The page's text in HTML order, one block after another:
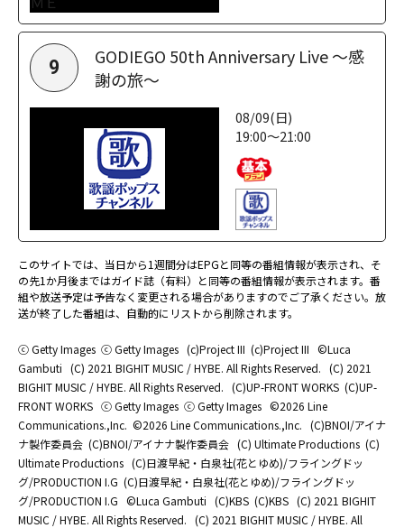
9
GODIEGO 50th Anniversary Live ～感
謝の旅～
08/09(日)
19:00～21:00
このサイトでは、当日から1週間分はEPGと同等の番組情報が表示され、そ
の先1か月後まではガイド誌（有料）と同等の番組情報が表示されます。番
組や放送予定は予告なく変更される場合がありますのでご了承ください。放
送が終了した番組は、自動的にリストから削除されます。
ⓒ Getty Images ⓒ Getty Images (c)Project III (c)Project III ©Luca
Gambuti (C) 2021 BIGHIT MUSIC / HYBE. All Rights Reserved. (C) 2021
BIGHIT MUSIC / HYBE. All Rights Reserved. (C)UP-FRONT WORKS (C)UP-
FRONT WORKS ⓒ Getty Images ⓒ Getty Images ©2026 Line
Communications.,Inc. ©2026 Line Communications.,Inc. (C)BNOI/アイナ
ナ製作委員会 (C)BNOI/アイナナ製作委員会 (C) Ultimate Productions (C)
Ultimate Productions (C)日渡早紀・白泉社(花とゆめ)/フライングドッ
グ/PRODUCTION I.G (C)日渡早紀・白泉社(花とゆめ)/フライングドッ
グ/PRODUCTION I.G ©Luca Gambuti (C)KBS (C)KBS (C) 2021 BIGHIT
MUSIC / HYBE. All Rights Reserved. (C) 2021 BIGHIT MUSIC / HYBE. All